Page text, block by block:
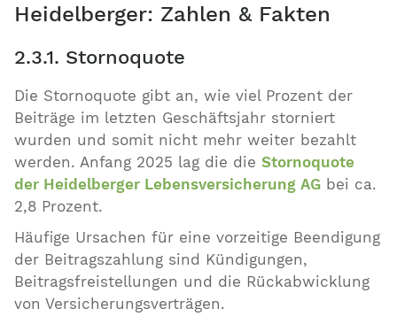
Heidelberger: Zahlen & Fakten
2.3.1. Stornoquote
Die Stornoquote gibt an, wie viel Prozent der
Beiträge im letzten Geschäftsjahr storniert
wurden und somit nicht mehr weiter bezahlt
werden. Anfang 2025 lag die die Stornoquote
der Heidelberger Lebensversicherung AG bei ca.
2,8 Prozent.
Häufige Ursachen für eine vorzeitige Beendigung
der Beitragszahlung sind Kündigungen,
Beitragsfreistellungen und die Rückabwicklung
von Versicherungsverträgen.